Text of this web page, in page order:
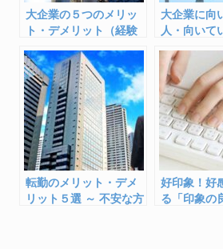
大企業の５つのメリッ
ト・デメリット（経験
大企業に向
人・向いて
つ）
転勤のメリット・デメ
リット５選 ～ 不安な方
好印象！好
る「印象の